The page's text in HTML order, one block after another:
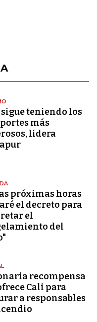
teniendo los
más
lidera
próximas horas
el decreto para
el
del
recompensa
Cali para
a responsables